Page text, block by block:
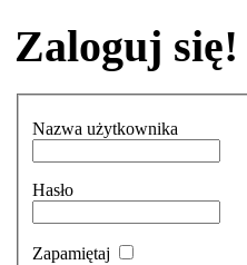
Zaloguj się!
Nazwa użytkownika
Hasło
Zapamiętaj